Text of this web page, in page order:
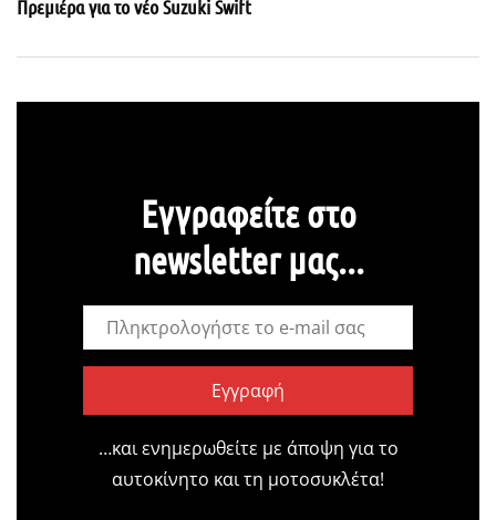
Πρεμιέρα για το νέο Suzuki Swift
Εγγραφείτε στο
newsletter μας...
Εγγραφή
…και ενημερωθείτε με άποψη για το
αυτοκίνητο και τη μοτοσυκλέτα!